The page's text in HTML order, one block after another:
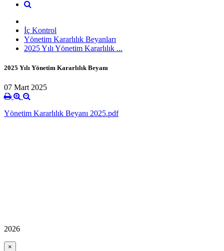
İç Kontrol
Yönetim Kararlılık Beyanları
2025 Yılı Yönetim Kararlılık ...
2025 Yılı Yönetim Kararlılık Beyanı
07 Mart 2025
Yönetim Kararlılık Beyanı 2025.pdf
2026
×